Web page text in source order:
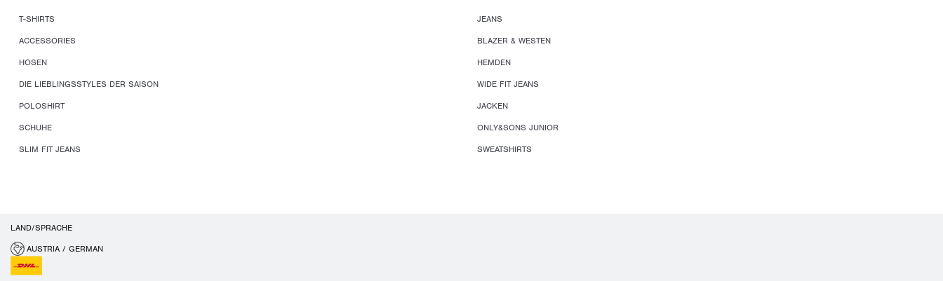
T-SHIRTS
JEANS
ACCESSORIES
BLAZER & WESTEN
HOSEN
HEMDEN
DIE LIEBLINGSSTYLES DER SAISON
WIDE FIT JEANS
POLOSHIRT
JACKEN
SCHUHE
ONLY&SONS JUNIOR
SLIM FIT JEANS
SWEATSHIRTS
LAND/SPRACHE
AUSTRIA / GERMAN